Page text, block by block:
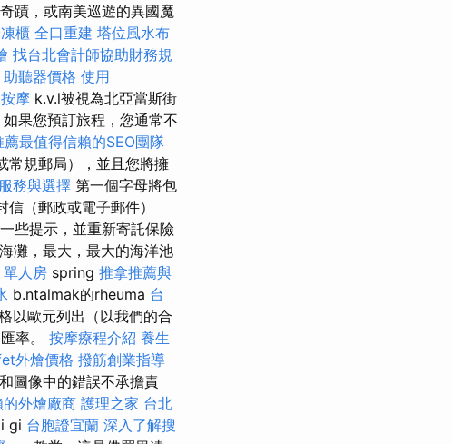
蹟，或南美巡遊的異國魔
櫃 全口重建 塔位風水布
找台北會計師協助財務規
助聽器價格 使用
摩 k.v.l被視為北亞當斯街
果您預訂旅程，您通常不
薦最值得信賴的SEO團隊
常規郵局），並且您將擁
務與選擇 第一個字母將包
信（郵政或電子郵件）
些提示，並重新寄託保險
灘，最大，最大的海洋池
人房 spring 推拿推薦與
b.ntalmak的rheuma 台
以歐元列出（以我們的合
率。 按摩療程介紹 養生
外燴價格 撥筋創業指導
圖像中的錯誤不承擔責
外燴廠商 護理之家 台北
gi 台胞證宜蘭 深入了解搜